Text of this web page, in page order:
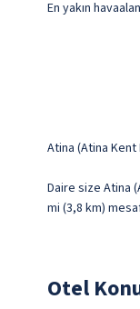
En yakın
Atina (Atina
Daire size Atina
mi (3,8 km)
Otel